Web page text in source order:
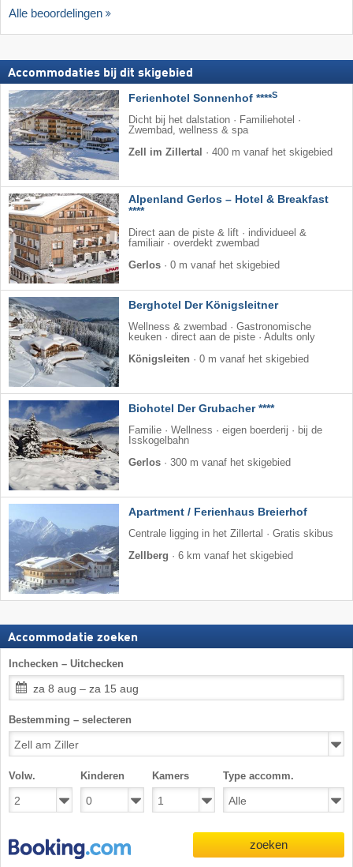
Alle beoordelingen
Accommodaties bij dit skigebied
Ferienhotel Sonnenhof ****S
Dicht bij het dalstation · Familiehotel ·
Zwembad, wellness & spa
Zell im Zillertal · 400 m vanaf het skigebied
Alpenland Gerlos – Hotel & Breakfast
****
Direct aan de piste & lift · individueel &
familiair · overdekt zwembad
Gerlos · 0 m vanaf het skigebied
Berghotel Der Königsleitner
Wellness & zwembad · Gastronomische
keuken · direct aan de piste · Adults only
Königsleiten · 0 m vanaf het skigebied
Biohotel Der Grubacher ****
Familie · Wellness · eigen boerderij · bij de
Isskogelbahn
Gerlos · 300 m vanaf het skigebied
Apartment / Ferienhaus Breierhof
Centrale ligging in het Zillertal · Gratis skibus
Zellberg · 6 km vanaf het skigebied
Accommodatie zoeken
Inchecken – Uitchecken
za 8 aug – za 15 aug
Bestemming – selecteren
Volw. Kinderen Kamers Type accomm.
zoeken